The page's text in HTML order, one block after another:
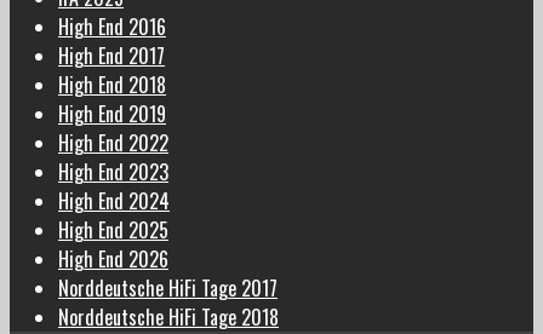
High End 2016
High End 2017
High End 2018
High End 2019
High End 2022
High End 2023
High End 2024
High End 2025
High End 2026
Norddeutsche HiFi Tage 2017
Norddeutsche HiFi Tage 2018